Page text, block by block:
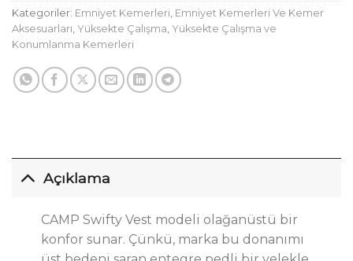
Kategoriler: Emniyet Kemerleri, Emniyet Kemerleri Ve Kemer
Aksesuarları, Yüksekte Çalışma, Yüksekte Çalışma ve
Konumlanma Kemerleri
Açıklama
CAMP Swifty Vest modeli olağanüstü bir
konfor sunar. Çünkü, marka bu donanımı